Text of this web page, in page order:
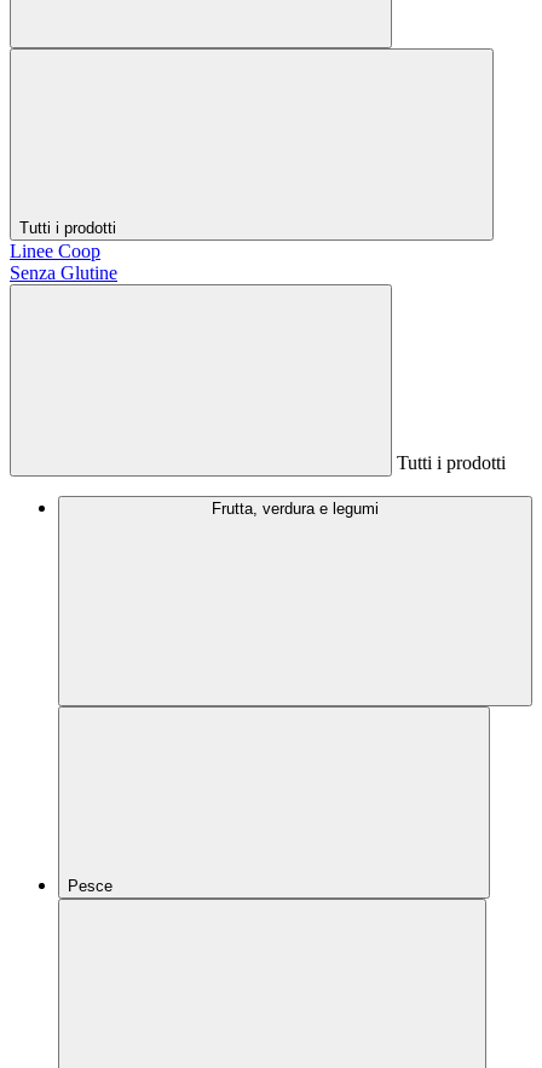
Tutti i prodotti
Linee Coop
Senza Glutine
Tutti i prodotti
Frutta, verdura e legumi
Pesce